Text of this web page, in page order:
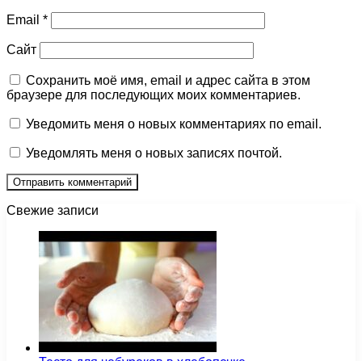
Email *
Сайт
Сохранить моё имя, email и адрес сайта в этом
браузере для последующих моих комментариев.
Уведомить меня о новых комментариях по email.
Уведомлять меня о новых записях почтой.
Свежие записи